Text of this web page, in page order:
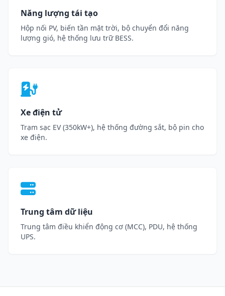
Năng lượng tái tạo
Hộp nối PV, biến tần mặt trời, bộ chuyển đổi năng
lượng gió, hệ thống lưu trữ BESS.
Xe điện tử
Trạm sạc EV (350kW+), hệ thống đường sắt, bộ pin cho
xe điện.
Trung tâm dữ liệu
Trung tâm điều khiển động cơ (MCC), PDU, hệ thống
UPS.